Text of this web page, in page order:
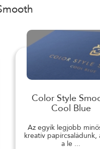
Color Style
Cool Blue
Az egyik legjobb
kreatív papírcsaládunk,
a le ...